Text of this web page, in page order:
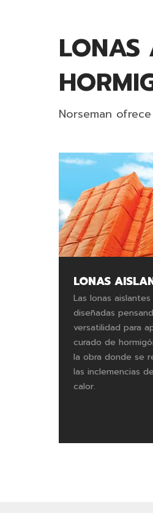
LONAS
Norseman
LONAS
Las lonas
diseñadas
versatilidad para
curado de
la obra donde se
las inclemencias
calor.